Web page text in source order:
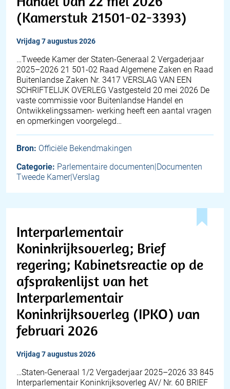
(Kamerstuk 21501-02-3393)
vrijdag 7 augustus 2026
…Tweede Kamer der Staten-Generaal 2 Vergaderjaar
2025–2026 21 501-02 Raad Algemene Zaken en Raad
Buitenlandse Zaken Nr. 3417 VERSLAG VAN EEN
SCHRIFTELIJK OVERLEG Vastgesteld 20 mei 2026 De
vaste commissie voor Buitenlandse Handel en
Ontwikkelingssamen- werking heeft een aantal vragen
en opmerkingen voorgelegd…
Bron: Officiële Bekendmakingen
Categorie: Parlementaire documenten|Documenten
Tweede Kamer|Verslag
Interparlementair
Koninkrijksoverleg; Brief
regering; Kabinetsreactie op de
afsprakenlijst van het
Interparlementair
Koninkrijksoverleg (IPKO) van
februari 2026
vrijdag 7 augustus 2026
…Staten-Generaal 1/2 Vergaderjaar 2025–2026 33 845
Interparlementair Koninkrijksoverleg AV/ Nr. 60 BRIEF